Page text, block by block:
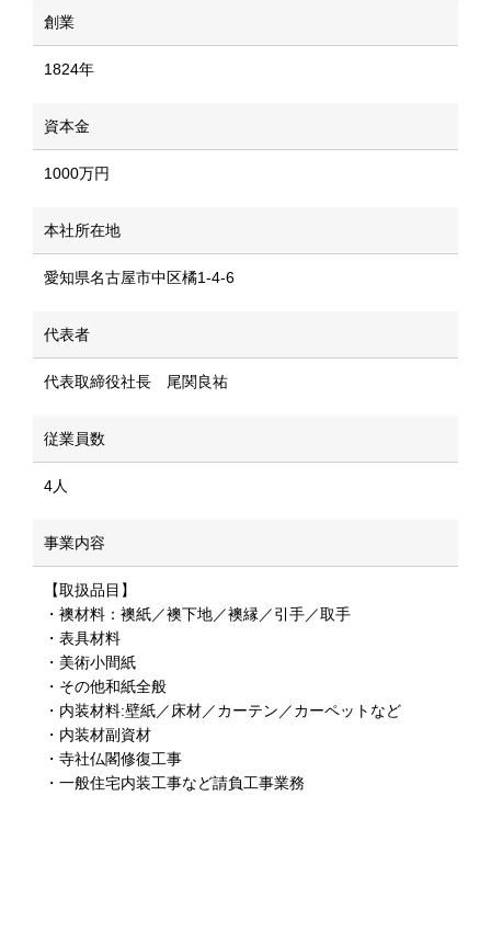
創業
1824年
資本金
1000万円
本社所在地
愛知県名古屋市中区橘1-4-6
代表者
代表取締役社長 尾関良祐
従業員数
4人
事業内容
【取扱品目】
・襖材料：襖紙／襖下地／襖縁／引手／取手
・表具材料
・美術小間紙
・その他和紙全般
・内装材料:壁紙／床材／カーテン／カーペットなど
・内装材副資材
・寺社仏閣修復工事
・一般住宅内装工事など請負工事業務